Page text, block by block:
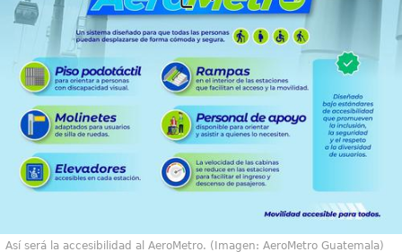
Así será la accesibilidad al AeroMetro. (Imagen: AeroMetro Guatemala)